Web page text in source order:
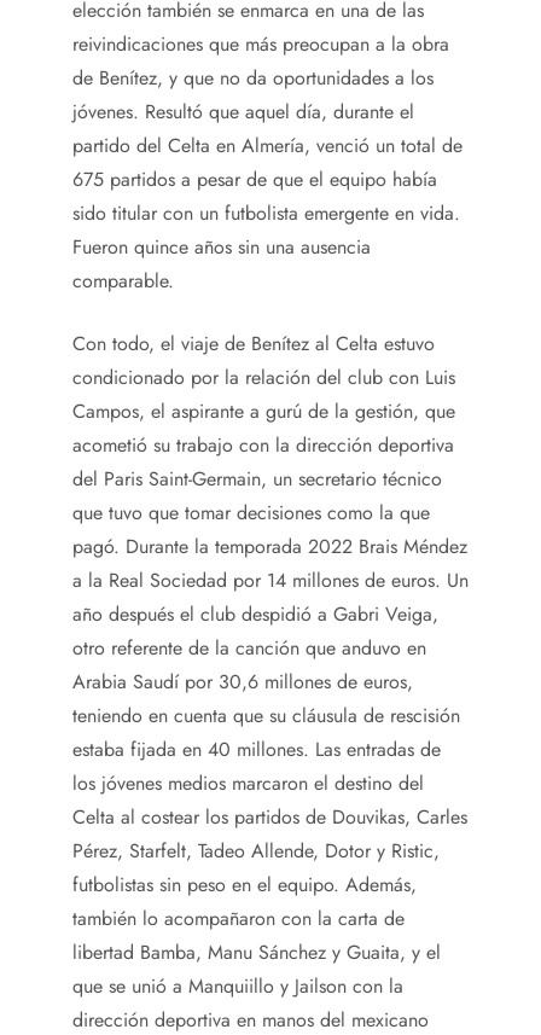
elección también se enmarca en una de las
reivindicaciones que más preocupan a la obra
de Benítez, y que no da oportunidades a los
jóvenes. Resultó que aquel día, durante el
partido del Celta en Almería, venció un total de
675 partidos a pesar de que el equipo había
sido titular con un futbolista emergente en vida.
Fueron quince años sin una ausencia
comparable.
Con todo, el viaje de Benítez al Celta estuvo
condicionado por la relación del club con Luis
Campos, el aspirante a gurú de la gestión, que
acometió su trabajo con la dirección deportiva
del Paris Saint-Germain, un secretario técnico
que tuvo que tomar decisiones como la que
pagó. Durante la temporada 2022 Brais Méndez
a la Real Sociedad por 14 millones de euros. Un
año después el club despidió a Gabri Veiga,
otro referente de la canción que anduvo en
Arabia Saudí por 30,6 millones de euros,
teniendo en cuenta que su cláusula de rescisión
estaba fijada en 40 millones. Las entradas de
los jóvenes medios marcaron el destino del
Celta al costear los partidos de Douvikas, Carles
Pérez, Starfelt, Tadeo Allende, Dotor y Ristic,
futbolistas sin peso en el equipo. Además,
también lo acompañaron con la carta de
libertad Bamba, Manu Sánchez y Guaita, y el
que se unió a Manquiillo y Jailson con la
dirección deportiva en manos del mexicano